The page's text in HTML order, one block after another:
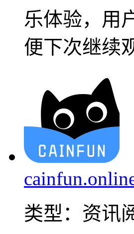
乐体验，用
便下次继续
类型： 资讯